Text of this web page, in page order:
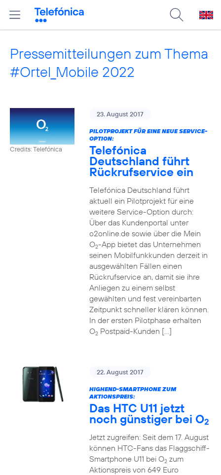
Pressemitteilungen zum Thema
#Ortel_Mobile 2022
Credits: Telefónica
23. August 2017
PILOTPROJEKT FÜR EINE NEUE SERVICE-
OPTION:
Telefónica
Deutschland führt
Rückrufservice ein
Telefónica Deutschland führt
aktuell ein Pilotprojekt für eine
weitere Service-Option durch:
Über das Kundenportal unter
o2online.de sowie über die Mein
O2-App bietet das Unternehmen
seinen Mobilfunkkunden derzeit in
ausgewählten Fällen einen
Rückrufservice an, damit sie ihre
Anliegen zu einem selbst
gewählten und fest vereinbarten
Zeitpunkt schneller klären können.
In der ersten Pilotphase erhalten
O2Postpaid-Kunden […]
22. August 2017
HIGHEND-SMARTPHONE ZUM
AKTIONSPREIS:
Das HTC U11 jetzt
noch günstiger bei O2
Jetzt zugreifen: Seit dem 17. August
können HTC-Fans das Flaggschiff-
Smartphone U11 bei O2zum
Aktionspreis von 649 Euro